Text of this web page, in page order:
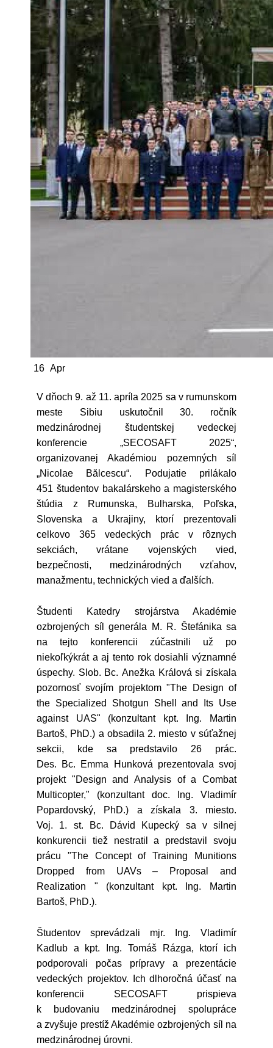
16 Apr
V dňoch 9. až 11. apríla 2025 sa v rumunskom
meste Sibiu uskutočnil 30. ročník
medzinárodnej študentskej vedeckej
konferencie „SECOSAFT 2025“,
organizovanej Akadémiou pozemných síl
„Nicolae Bălcescu“. Podujatie prilákalo
451 študentov bakalárskeho a magisterského
štúdia z Rumunska, Bulharska, Poľska,
Slovenska a Ukrajiny, ktorí prezentovali
celkovo 365 vedeckých prác v rôznych
sekciách, vrátane vojenských vied,
bezpečnosti, medzinárodných vzťahov,
manažmentu, technických vied a ďalších.
Študenti Katedry strojárstva Akadémie
ozbrojených síl generála M. R. Štefánika sa
na tejto konferencii zúčastnili už po
niekoľkýkrát a aj tento rok dosiahli významné
úspechy. Slob. Bc. Anežka Králová si získala
pozornosť svojím projektom "The Design of
the Specialized Shotgun Shell and Its Use
against UAS" (konzultant kpt. Ing. Martin
Bartoš, PhD.) a obsadila 2. miesto v súťažnej
sekcii, kde sa predstavilo 26 prác.
Des. Bc. Emma Hunková prezentovala svoj
projekt "Design and Analysis of a Combat
Multicopter," (konzultant doc. Ing. Vladimír
Popardovský, PhD.) a získala 3. miesto.
Voj. 1. st. Bc. Dávid Kupecký sa v silnej
konkurencii tiež nestratil a predstavil svoju
prácu "The Concept of Training Munitions
Dropped from UAVs – Proposal and
Realization " (konzultant kpt. Ing. Martin
Bartoš, PhD.).
Študentov sprevádzali mjr. Ing. Vladimír
Kadlub a kpt. Ing. Tomáš Rázga, ktorí ich
podporovali počas prípravy a prezentácie
vedeckých projektov. Ich dlhoročná účasť na
konferencii SECOSAFT prispieva
k budovaniu medzinárodnej spolupráce
a zvyšuje prestíž Akadémie ozbrojených síl na
medzinárodnej úrovni.